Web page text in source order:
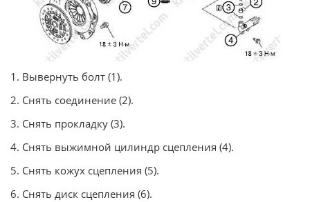
1. Вывернуть болт (1).
2. Снять соединение (2).
3. Снять прокладку (3).
4. Снять выжимной цилиндр сцепления (4).
5. Снять кожух сцепления (5).
6. Снять диск сцепления (6).